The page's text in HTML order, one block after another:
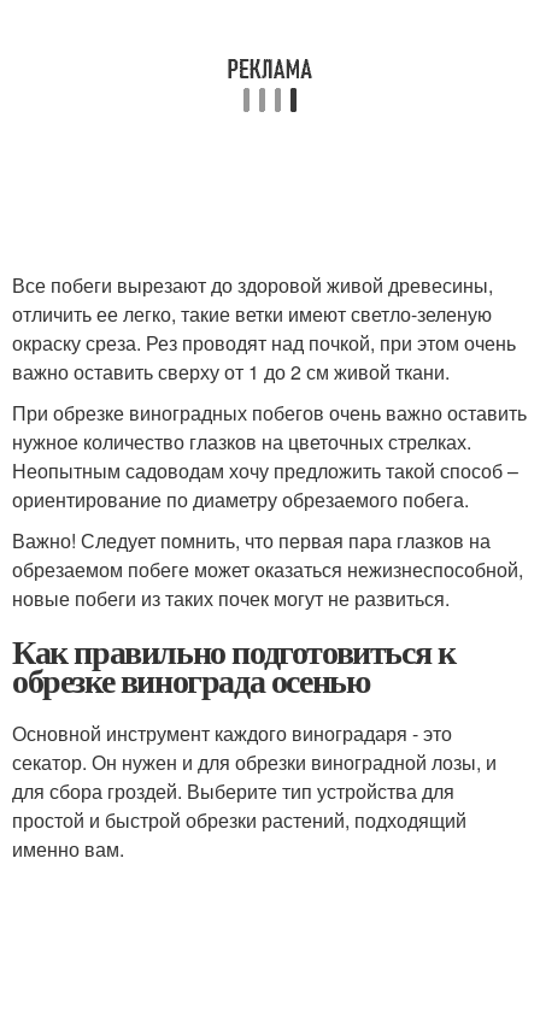
Все побеги вырезают до здоровой живой древесины,
отличить ее легко, такие ветки имеют светло-зеленую
окраску среза. Рез проводят над почкой, при этом очень
важно оставить сверху от 1 до 2 см живой ткани.
При обрезке виноградных побегов очень важно оставить
нужное количество глазков на цветочных стрелках.
Неопытным садоводам хочу предложить такой способ –
ориентирование по диаметру обрезаемого побега.
Важно! Следует помнить, что первая пара глазков на
обрезаемом побеге может оказаться нежизнеспособной,
новые побеги из таких почек могут не развиться.
Как правильно подготовиться к
обрезке винограда осенью
Основной инструмент каждого виноградаря - это
секатор. Он нужен и для обрезки виноградной лозы, и
для сбора гроздей. Выберите тип устройства для
простой и быстрой обрезки растений, подходящий
именно вам.